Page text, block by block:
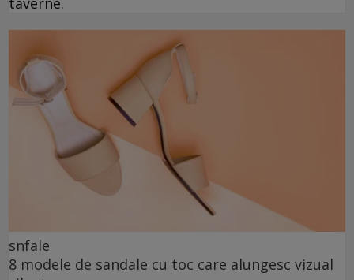
snfale
8 modele de sandale cu toc care alungesc vizual